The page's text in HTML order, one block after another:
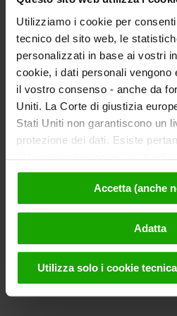
Utilizziamo i cookie per
tecnico del sito web, le
personalizzati in base ai vostri
cookie, i dati personali vengono
il vostro consenso - anche da
Uniti. La Corte di giustizia
Stati Uniti non garantiscono un
protezione dei dati. Esiste
dati possano essere oggetto di
autorità statunitensi a fini di
causa di ordinanze
terzi (ad es. Google, Meta) e
legali efficaci per fare
"Accetta", l'utente accetta che i
Questi dati verranno trasmessi
Accetta (anche
Adatta
Utilizza solo i cookie